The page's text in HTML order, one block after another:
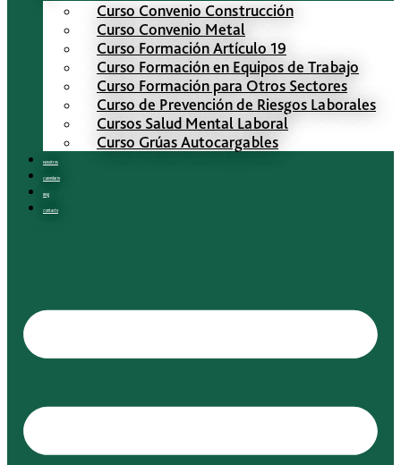
Curso Convenio Construcción
Curso Convenio Metal
Curso Formación Artículo 19
Curso Formación en Equipos de Trabajo
Curso Formación para Otros Sectores
Curso de Prevención de Riesgos Laborales
Cursos Salud Mental Laboral
Curso Grúas Autocargables
Nosotros
Calendario
Blog
Contacto